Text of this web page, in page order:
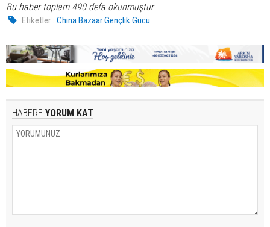
Bu haber toplam 490 defa okunmuştur
Etiketler : China Bazaar Gençlik Gücü
HABERE YORUM KAT